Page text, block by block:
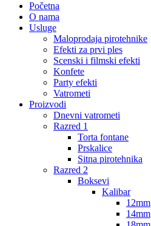
Početna
O nama
Usluge
Maloprodaja pirotehnike
Efekti za prvi ples
Scenski i filmski efekti
Konfete
Party efekti
Vatrometi
Proizvodi
Dnevni vatrometi
Razred 1
Torta fontane
Prskalice
Sitna pirotehnika
Razred 2
Boksevi
Kalibar
12mm
14mm